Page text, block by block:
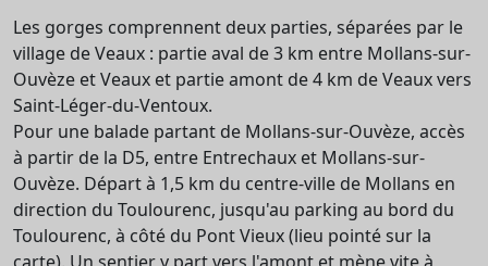
Les gorges comprennent deux parties, séparées par le
village de Veaux : partie aval de 3 km entre Mollans-sur-
Ouvèze et Veaux et partie amont de 4 km de Veaux vers
Saint-Léger-du-Ventoux.
Pour une balade partant de Mollans-sur-Ouvèze, accès
à partir de la D5, entre Entrechaux et Mollans-sur-
Ouvèze. Départ à 1,5 km du centre-ville de Mollans en
direction du Toulourenc, jusqu'au parking au bord du
Toulourenc, à côté du Pont Vieux (lieu pointé sur la